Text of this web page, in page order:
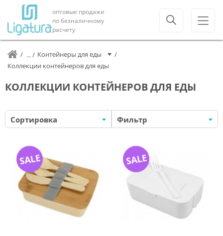
оптовые продажи
по безналичному
расчету
Контейнеры для еды
Коллекции контейнеров для еды
КОЛЛЕКЦИИ КОНТЕЙНЕРОВ ДЛЯ ЕДЫ
Сортировка Фильтр
SALE SALE